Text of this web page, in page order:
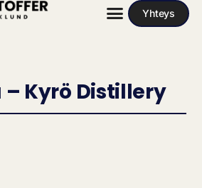
Yhteys
– Kyrö Distillery